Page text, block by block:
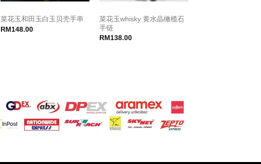
菜花玉和田玉白玉贝壳手串
RM148.00
菜花玉whisky 黄水晶橄榄石
手链
RM138.00